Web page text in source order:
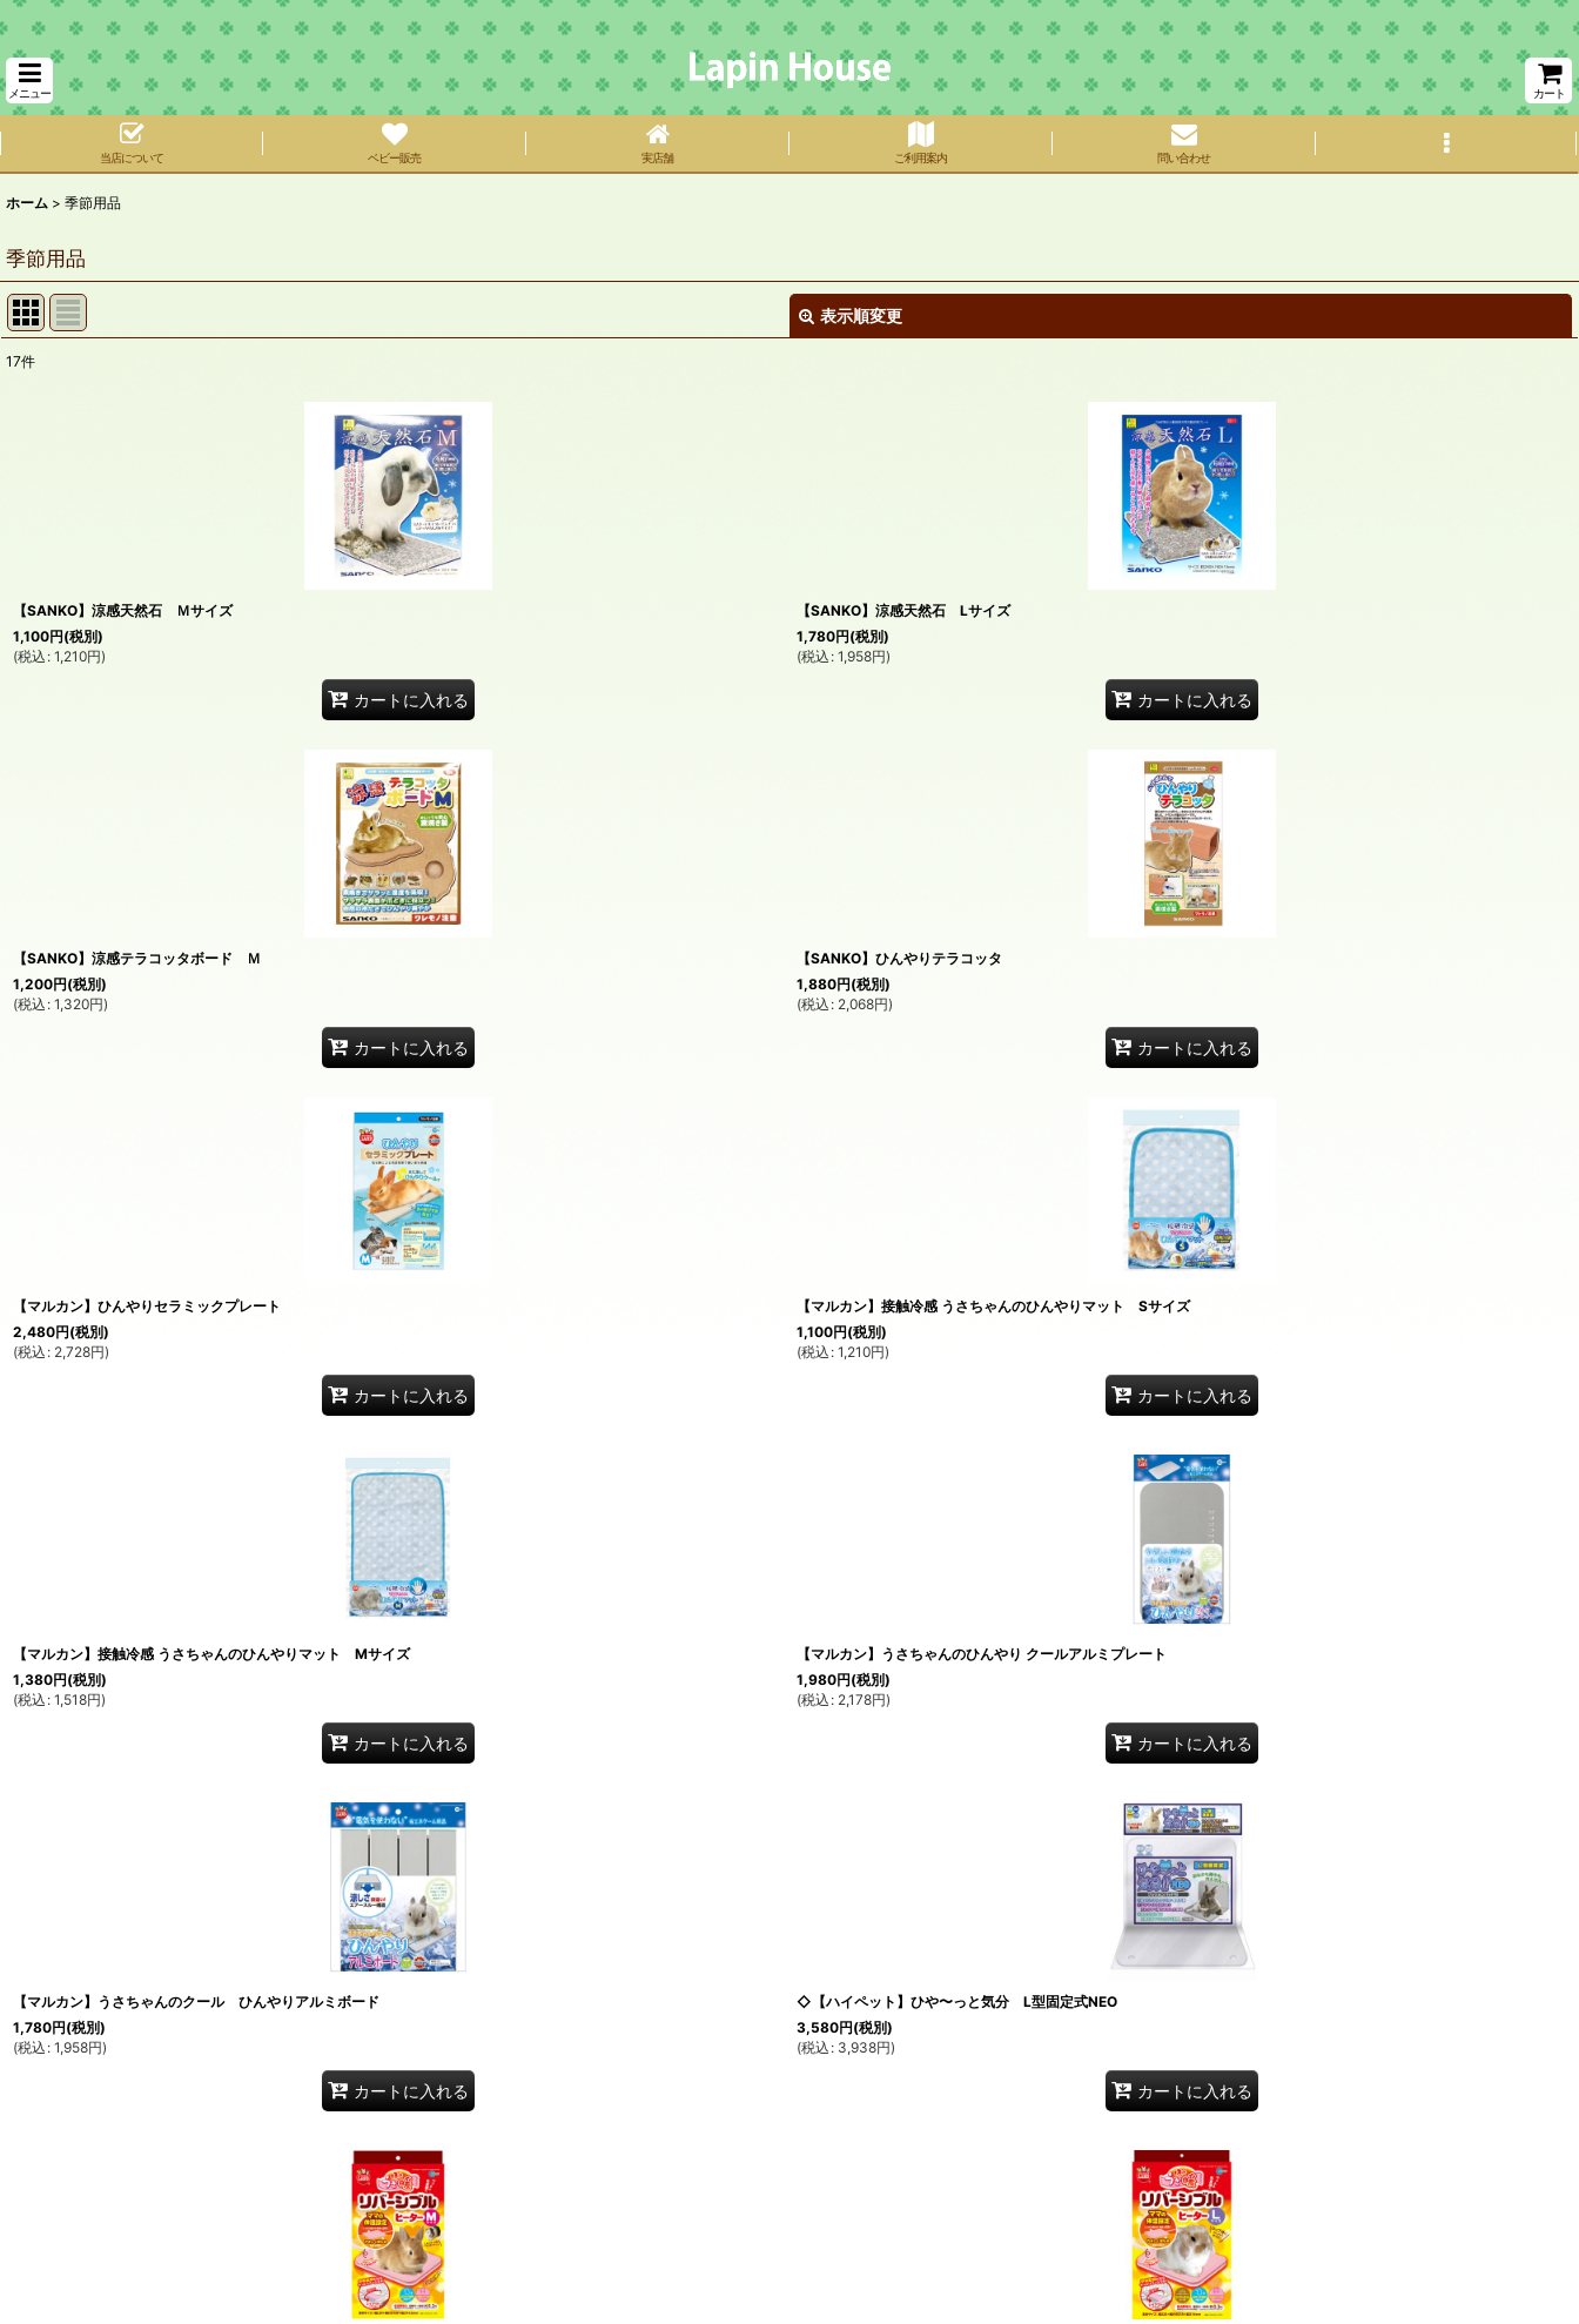
メニュー カート
当店について ベビー販売 実店舗 ご利用案内 問い合わせ
ホーム > 季節用品
季節用品
表示順変更
絞り込む
17件
【SANKO】涼感天然石 Ｍサイズ
1,100円(税別)
(税込 : 1,210円)
カートに入れる
【SANKO】涼感天然石 Lサイズ
1,780円(税別)
(税込 : 1,958円)
カートに入れる
【SANKO】涼感テラコッタボード Ｍ
1,200円(税別)
(税込 : 1,320円)
カートに入れる
【SANKO】ひんやりテラコッタ
1,880円(税別)
(税込 : 2,068円)
カートに入れる
【マルカン】ひんやりセラミックプレート
2,480円(税別)
(税込 : 2,728円)
カートに入れる
【マルカン】接触冷感 うさちゃんのひんやりマット Sサイズ
1,100円(税別)
(税込 : 1,210円)
カートに入れる
【マルカン】接触冷感 うさちゃんのひんやりマット Mサイズ
1,380円(税別)
(税込 : 1,518円)
カートに入れる
【マルカン】うさちゃんのひんやり クールアルミプレート
1,980円(税別)
(税込 : 2,178円)
カートに入れる
【マルカン】うさちゃんのクール ひんやりアルミボード
1,780円(税別)
(税込 : 1,958円)
カートに入れる
◇【ハイペット】ひや〜っと気分 L型固定式NEO
3,580円(税別)
(税込 : 3,938円)
カートに入れる